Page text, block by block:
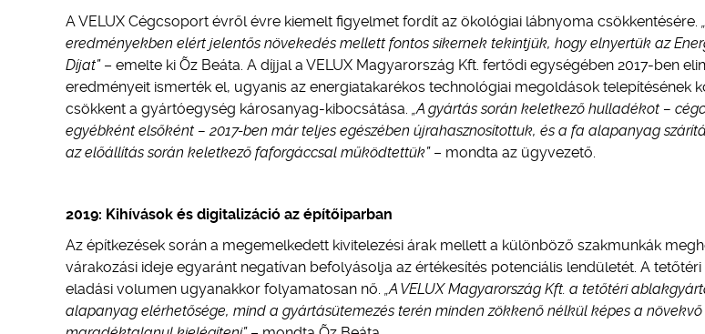
A VELUX Cégcsoport évről évre kiemelt figyelmet fordít az ökológiai lábnyoma csökkentésére.
eredményekben elért jelentős növekedés mellett fontos sikernek tekintjük, hogy elnyertük az
Díjat”– emelte ki Õz Beáta. A díjjal a VELUX Magyarország Kft. fertődi egységében 2017-ben
eredményeit ismerték el, ugyanis az energiatakarékos technológiai megoldások telepítésének
csökkent a gyártóegység károsanyag-kibocsátása. „A gyártás során keletkező hulladékot –
egyébként elsőként – 2017-ben már teljes egészében újrahasznosítottuk, és a fa alapanyag
az előállítás során keletkező faforgáccsal működtettük”– mondta az ügyvezető.
2019: Kihívások és digitalizáció az építőiparban
Az építkezések során a megemelkedett kivitelezési árak mellett a különböző szakmunkák
várakozási ideje egyaránt negatívan befolyásolja az értékesítés potenciális lendületét. A
eladási volumen ugyanakkor folyamatosan nő. „A VELUX Magyarország Kft. a tetőtéri
alapanyag elérhetősége, mind a gyártásütemezés terén minden zökkenő nélkül képes a